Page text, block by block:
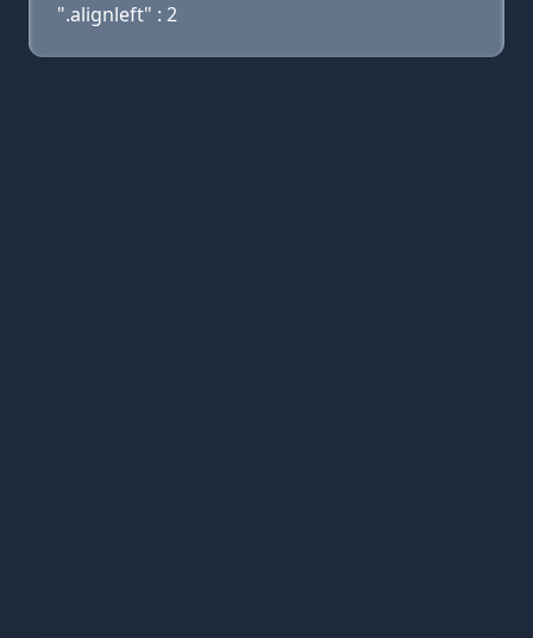
".alignleft" : 2